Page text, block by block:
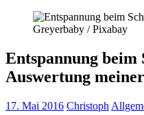
Greyerbaby / Pixabay
Entspannung beim
Auswertung
17. Mai 2016 Christoph